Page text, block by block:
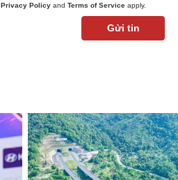
Privacy Policy and Terms of Service apply.
Gửi tin